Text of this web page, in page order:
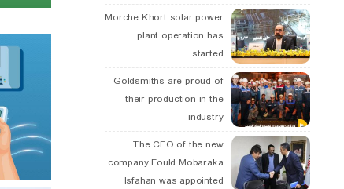
Morche Khort solar power
plant operation has
started
Goldsmiths are proud of
their production in the
industry
The CEO of the new
company Fould Mobaraka
Isfahan was appointed